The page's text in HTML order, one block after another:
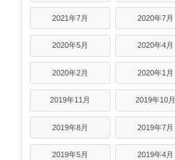
2021年7月 2020年7月
2020年5月 2020年4月
2020年2月 2020年1月
2019年11月 2019年10月
2019年8月 2019年7月
2019年5月 2019年4月